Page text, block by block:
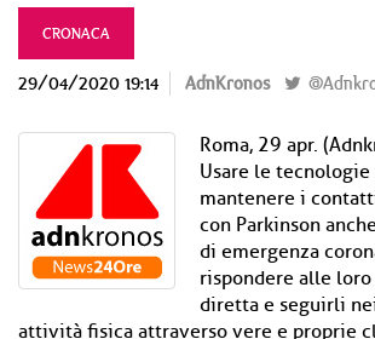
CRONACA
29/04/2020 19:14 AdnKronos
Roma, 29 apr.
Usare le
mantenere i
con Parkinson
di emergenza
rispondere alle
diretta e seguirli
attività fisica attraverso vere e proprie